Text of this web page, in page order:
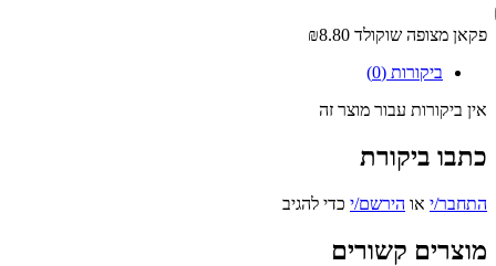
פקאן מצופה שוקולד ₪8.80
ביקורות (0)
אין ביקורות עבור מוצר זה
כתבו ביקורת
התחבר/י או הירשם/י כדי להגיב
מוצרים קשורים